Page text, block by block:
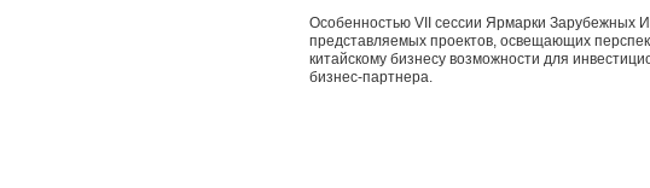
Особенностью VII сессии Ярмарки Зарубежных
представляемых проектов, освещающих
китайскому бизнесу возможности для
бизнес-партнера.